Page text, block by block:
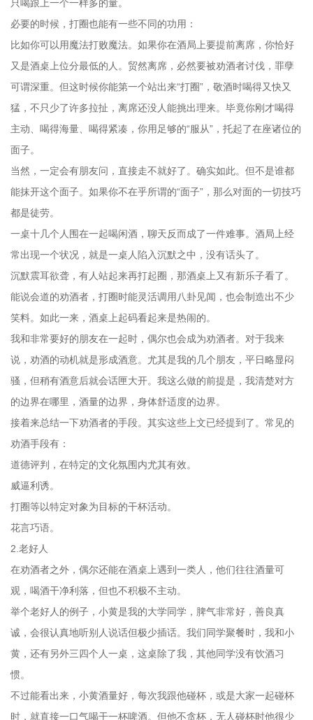
只喝跟上一个一样多的量。
必要的时候，打圈也能有一些不同的功用：
比如你可以用魔法打败魔法。如果你在酒局上要提前离席，你恰好
又是酒桌上位分最低的人。贸然离席，必然要被劝酒者讨伐，罪孽
可谓深重。但这时候你能第一个站出来“打圈”，敬酒时喝得又快又
猛，不只少了许多拉扯，离席还没人能挑出理来。毕竟你刚才喝得
主动、喝得海量、喝得紧凑，你用足够的“服从”，托起了在座诸位的
面子。
当然，一定会有朋友问，直接走不就好了。确实如此。但不是谁都
能抹开这个面子。如果你不在乎所谓的“面子”，那么对面的一切技巧
都是徒劳。
一桌十几个人围在一起喝闲酒，聊天反而成了一件难事。酒局上经
常出现一个状况，就是一桌人陷入沉默之中，没有话头了。
沉默震耳欲聋，有人站起来再打起圈，那酒桌上又有新乐子看了。
能说会道的劝酒者，打圈时能灵活调用八卦见闻，也会制造出不少
笑料。如此一来，酒桌上起码看起来是热闹的。
我和非常要好的朋友在一起时，偶尔也会成为劝酒者。对于我来
说，劝酒的动机就是形成酒意。尤其是我的几个朋友，平日略显闷
骚，但稍有酒意后就会话匣大开。我这么做的前提是，我清楚对方
的边界在哪里，酒量的边界，身体舒适度的边界。
接着来总结一下劝酒者的手段。其实这些上文已经提到了。常见的
劝酒手段有：
道德评判，在特定的文化氛围内尤其有效。
威逼利诱。
打圈等以特定对象为目标的干杯活动。
花言巧语。
2.老好人
在劝酒者之外，偶尔还能在酒桌上遇到一类人，他们往往酒量可
观，喝酒干净利落，但也不积极不主动。
举个老好人的例子，小黄是我的大学同学，脾气非常好，善良真
诚，会很认真地听别人说话但极少插话。我们同学聚餐时，我和小
黄，还有另外三四个人一桌，这桌除了我，其他同学没有饮酒习
惯。
不过能看出来，小黄酒量好，每次我跟他碰杯，或是大家一起碰杯
时，就直接一口气喝干一杯啤酒。但他不贪杯，无人碰杯时他很少